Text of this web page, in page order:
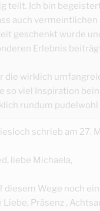
teilt. Ich bin
auch
geschenkt wurde
Erlebnis
die wirklich
so viel Inspiration
rundum
schrieb am 27.
liebe Michaela,
diesem Wege noch
Liebe, Präsenz ,